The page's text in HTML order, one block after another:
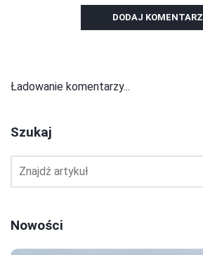
DODAJ KOMENTARZ
Ładowanie komentarzy...
Szukaj
Nowości